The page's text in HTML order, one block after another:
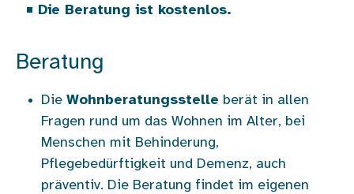
Die Beratung ist kostenlos.
Beratung
Die Wohnberatungsstelle berät in allen
Fragen rund um das Wohnen im Alter, bei
Menschen mit Behinderung,
Pflegebedürftigkeit und Demenz, auch
präventiv. Die Beratung findet im eigenen